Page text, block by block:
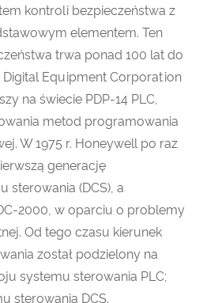
kontroli bezpieczeństwa z
elementem. Ten
trwa ponad 100 lat do
Digital Equipment Corporation
na świecie PDP-14 PLC,
metod programowania
W 1975 r. Honeywell po raz
generację
sterowania (DCS), a
2000, w oparciu o problemy
Od tego czasu kierunek
został podzielony na
systemu sterowania PLC;
sterowania DCS.